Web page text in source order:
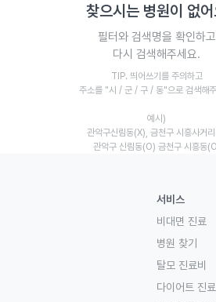
찾으시는 병원이 없
필터와 검색명을 확인하고
다시 검색해주세요.
TIP. 띄어쓰기를 주의하고
주소를 "시 / 군 / 구 / 동"으로 검색해
예시)
관악구신림동(X), 금천구 시흥사거
관악구 신림동(O) 금천구 시흥동
서비스
비대면 진료
병원 찾기
탈모 진료비
다이어트 진료